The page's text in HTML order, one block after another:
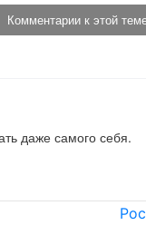
Комментарии к этой
даже самого себя.